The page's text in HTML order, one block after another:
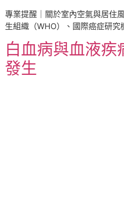
專業提醒｜關於室內空氣與居住
生組織（WHO）、國際癌症研
白血病與血液疾
發生